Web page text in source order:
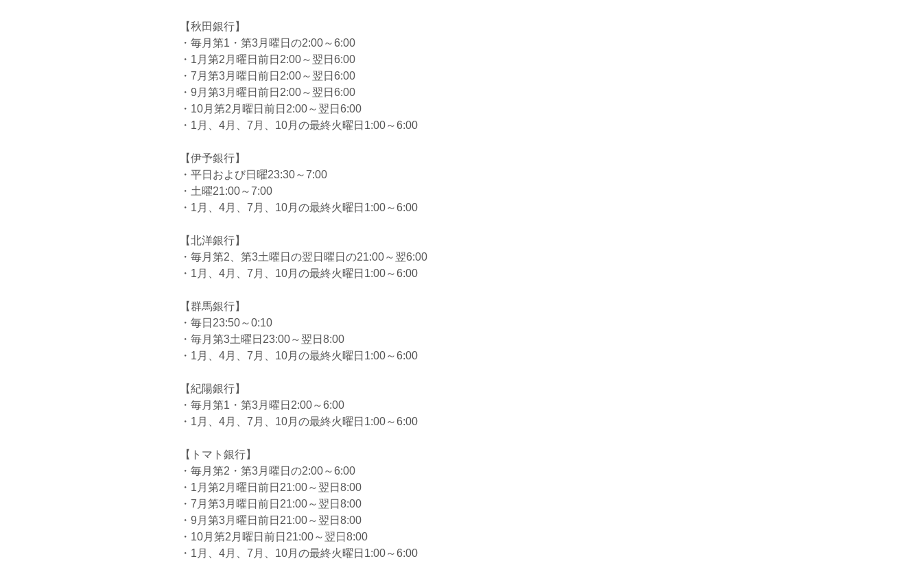
【秋田銀行】
・毎月第1・第3月曜日の2:00～6:00
・1月第2月曜日前日2:00～翌日6:00
・7月第3月曜日前日2:00～翌日6:00
・9月第3月曜日前日2:00～翌日6:00
・10月第2月曜日前日2:00～翌日6:00
・1月、4月、7月、10月の最終火曜日1:00～6:00
【伊予銀行】
・平日および日曜23:30～7:00
・土曜21:00～7:00
・1月、4月、7月、10月の最終火曜日1:00～6:00
【北洋銀行】
・毎月第2、第3土曜日の翌日曜日の21:00～翌6:00
・1月、4月、7月、10月の最終火曜日1:00～6:00
【群馬銀行】
・毎日23:50～0:10
・毎月第3土曜日23:00～翌日8:00
・1月、4月、7月、10月の最終火曜日1:00～6:00
【紀陽銀行】
・毎月第1・第3月曜日2:00～6:00
・1月、4月、7月、10月の最終火曜日1:00～6:00
【トマト銀行】
・毎月第2・第3月曜日の2:00～6:00
・1月第2月曜日前日21:00～翌日8:00
・7月第3月曜日前日21:00～翌日8:00
・9月第3月曜日前日21:00～翌日8:00
・10月第2月曜日前日21:00～翌日8:00
・1月、4月、7月、10月の最終火曜日1:00～6:00